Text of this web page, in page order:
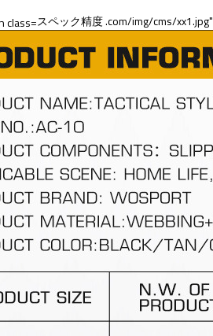
スペック精度 .com/img/cms/